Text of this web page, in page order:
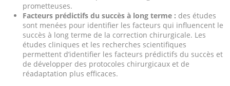
prometteuses.
Facteurs prédictifs du succès à long terme : des études
sont menées pour identifier les facteurs qui influencent le
succès à long terme de la correction chirurgicale. Les
études cliniques et les recherches scientifiques
permettent d’identifier les facteurs prédictifs du succès et
de développer des protocoles chirurgicaux et de
réadaptation plus efficaces.